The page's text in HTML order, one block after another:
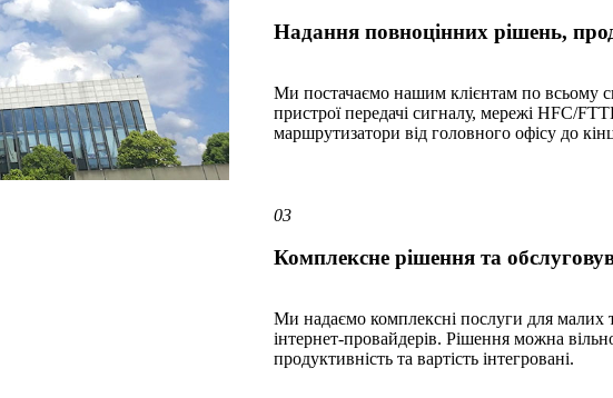
Надання повноцінних рішень,
Ми постачаємо нашим клієнтам по всьому
пристрої передачі сигналу, мережі HFC/
маршрутизатори від головного офісу до
03
Комплексне рішення та
Ми надаємо комплексні послуги для малих
інтернет-провайдерів. Рішення можна
продуктивність та вартість інтегровані.